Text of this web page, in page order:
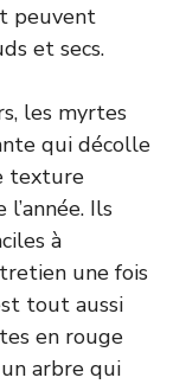
peuvent
et secs.
les myrtes
qui décolle
texture
Ils
à
une fois
tout aussi
en rouge
arbre qui